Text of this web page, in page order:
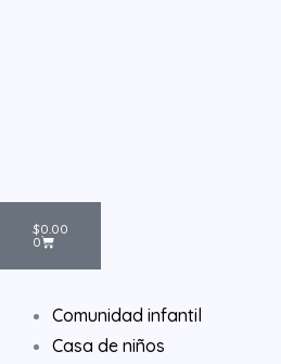
$0.00
0
Cart
Comunidad infantil
Casa de niños